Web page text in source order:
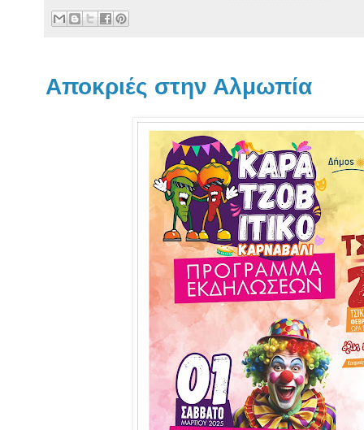
Αποκριές στην Αλμωπία